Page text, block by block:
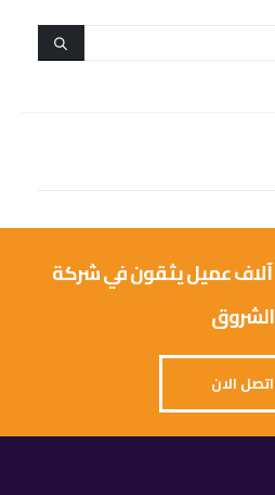
انضم إلى أكثر من 10 آلاف عميل يثقون في شركة
الشروق
اتصل الان